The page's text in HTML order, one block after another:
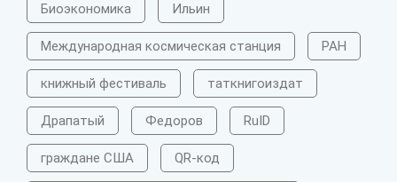
Биоэкономика Ильин
Международная космическая станция РАН
книжный фестиваль таткнигоиздат
Драпатый Федоров RuID
граждане США QR-код